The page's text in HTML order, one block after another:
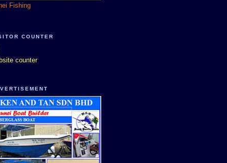
Fishing
COUNTER
counter